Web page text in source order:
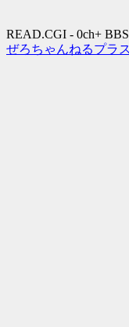
READ.CGI - 0ch+
ぜろちゃんねるプラス